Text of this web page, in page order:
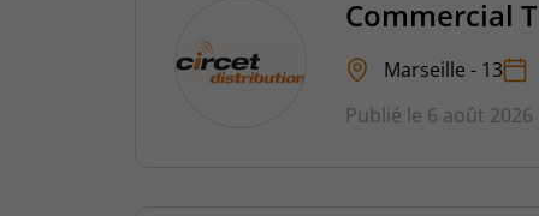
Commercial
Marseille - 13
Publié le 6 août 2026